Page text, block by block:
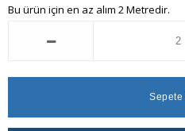
Sipariş Ekle Listeme
İndirimli Fiyat
Ver
Gelince
Bu ürün için en az alım 2 Metredir.